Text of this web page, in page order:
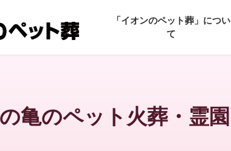
「イオンのペット葬」につい
て
亀のペット火葬・霊園